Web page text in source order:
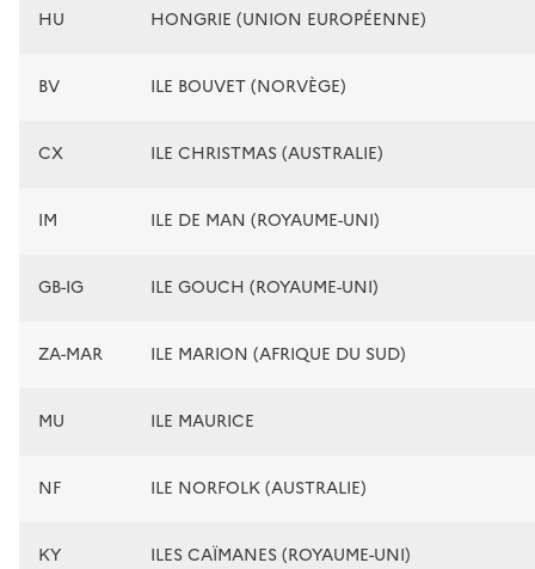
HU HONGRIE (UNION EUROPÉENNE)
BV ILE BOUVET (NORVÈGE)
CX ILE CHRISTMAS (AUSTRALIE)
IM ILE DE MAN (ROYAUME-UNI)
GB-IG ILE GOUCH (ROYAUME-UNI)
ZA-MAR ILE MARION (AFRIQUE DU SUD)
MU ILE MAURICE
NF ILE NORFOLK (AUSTRALIE)
KY ILES CAÏMANES (ROYAUME-UNI)